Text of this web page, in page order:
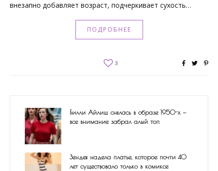
внезапно добавляет возраст, подчеркивает сухость…
ПОДРОБНЕЕ
3
Билли Айлиш снялась в образе 1950-х —
все внимание забрал алый топ
Зендея надела платье, которое почти 40
лет существовало только в комиксе